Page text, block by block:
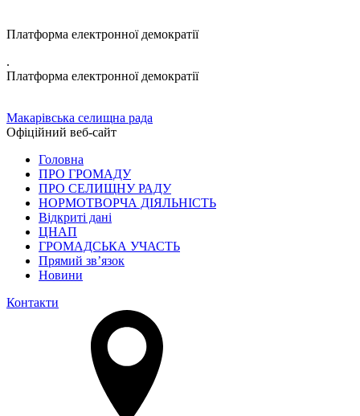
Платформа електронної демократії
.
Платформа електронної демократії
Макарівська селищна рада
Офіційний веб-сайт
Головна
ПРО ГРОМАДУ
ПРО СЕЛИЩНУ РАДУ
НОРМОТВОРЧА ДІЯЛЬНІСТЬ
Відкриті дані
ЦНАП
ГРОМАДСЬКА УЧАСТЬ
Прямий зв’язок
Новини
Контакти